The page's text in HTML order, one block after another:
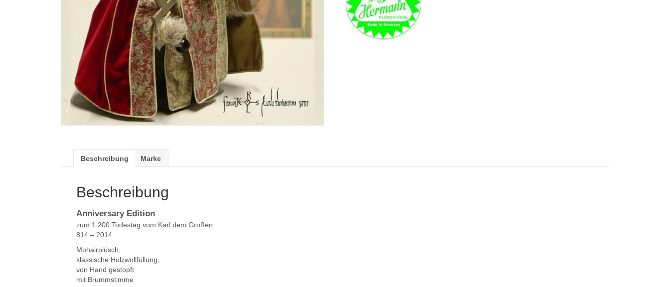
Beschreibung Marke
Beschreibung
Anniversary Edition
zum 1.200 Todestag vom Karl dem Großen
814 – 2014
Mohairplüsch,
klassische Holzwollfüllung,
von Hand gestopft
mit Brummstimme